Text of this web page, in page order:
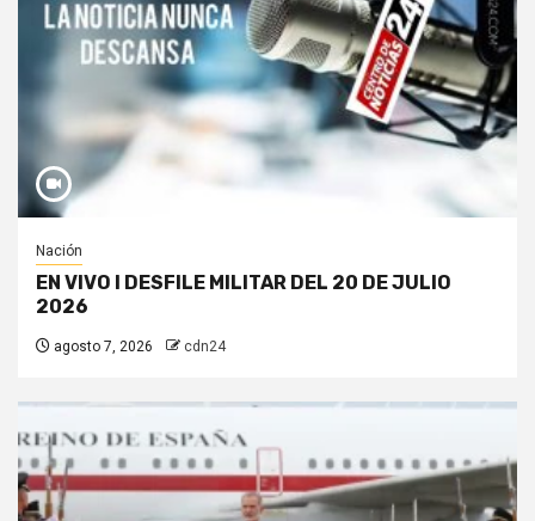
Nación
EN VIVO I DESFILE MILITAR DEL 20 DE JULIO
2026
agosto 7, 2026 cdn24